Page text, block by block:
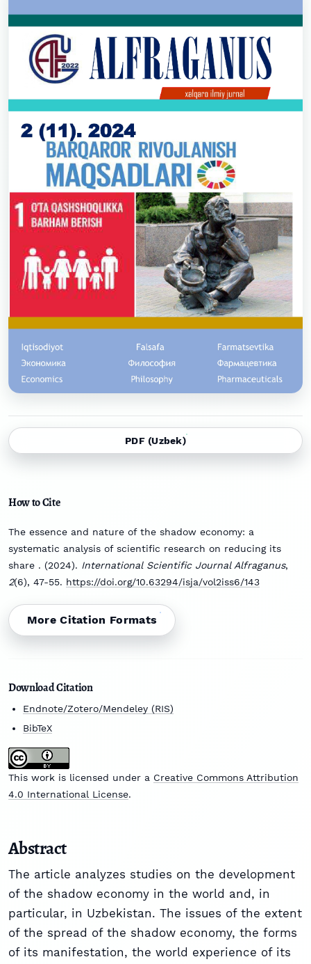
PDF (Uzbek)
How to Cite
The essence and nature of the shadow economy: a
systematic analysis of scientific research on reducing its
share . (2024). International Scientific Journal Alfraganus,
2(6), 47-55. https://doi.org/10.63294/isja/vol2iss6/143
More Citation Formats
Download Citation
Endnote/Zotero/Mendeley (RIS)
BibTeX
This work is licensed under a Creative Commons Attribution
4.0 International License.
Abstract
The article analyzes studies on the development
of the shadow economy in the world and, in
particular, in Uzbekistan. The issues of the extent
of the spread of the shadow economy, the forms
of its manifestation, the world experience of its